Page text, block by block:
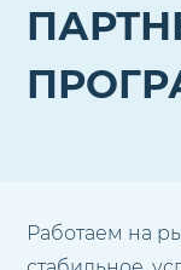
Работаем на